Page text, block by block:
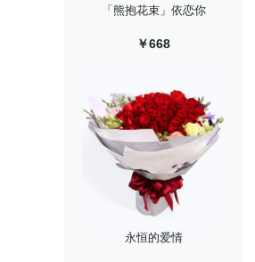
「熊抱花束」依恋你
￥668
永恒的爱情